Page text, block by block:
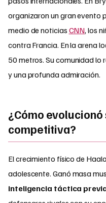
organizaron un gran evento
medio de noticias CNN, los
contra Francia. En la arena
50 metros. Su comunidad lo
y una profunda admiración.
¿Cómo
competitiva?
El crecimiento físico de
adolescente. Ganó masa
inteligencia táctica